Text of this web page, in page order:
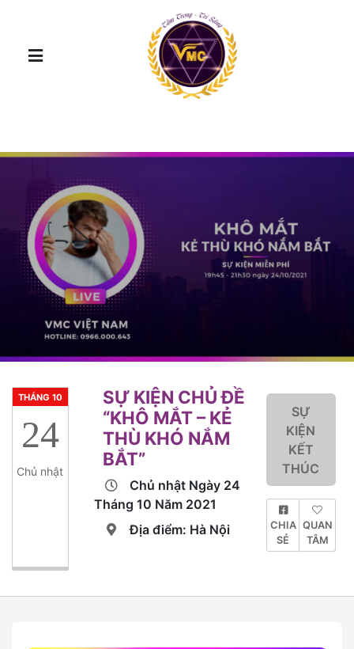
THÁNG 10
24
Chủ nhật
SỰ KIỆN CHỦ ĐỀ
“KHÔ MẮT – KẺ
THÙ KHÓ NẮM
BẮT”
Chủ nhật Ngày 24
Tháng 10 Năm 2021
Địa điểm: Hà Nội
SỰ
KIỆN
KẾT
THÚC
CHIA
SẺ
QUAN
TÂM